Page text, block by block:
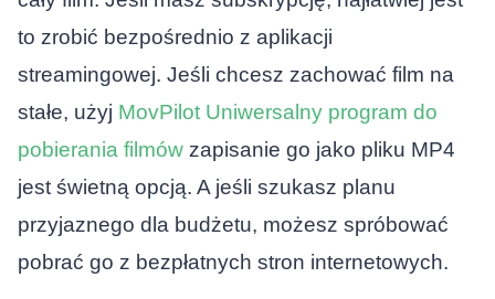
to zrobić bezpośrednio z aplikacji
streamingowej. Jeśli chcesz zachować film na
stałe, użyj MovPilot Uniwersalny program do
pobierania filmówzapisanie go jako pliku MP4
jest świetną opcją. A jeśli szukasz planu
przyjaznego dla budżetu, możesz spróbować
pobrać go z bezpłatnych stron internetowych.